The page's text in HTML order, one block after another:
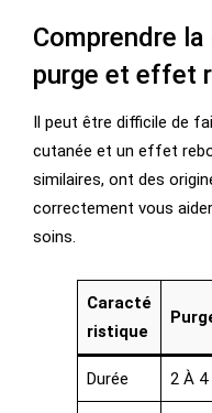
Comprendre
purge et effet
Il peut être difficile de
cutanée et un effet
similaires, ont des
correctement vous
soins.
Caracté
Ristique
Durée 2 À 4